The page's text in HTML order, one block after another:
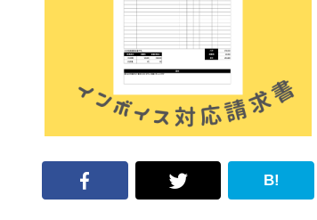
形
ジ
ャ
ー
ナ
B!